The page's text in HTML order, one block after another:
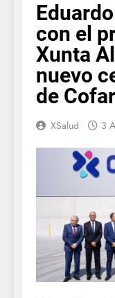
con el
Xunta
nuevo
de
XSalud 3